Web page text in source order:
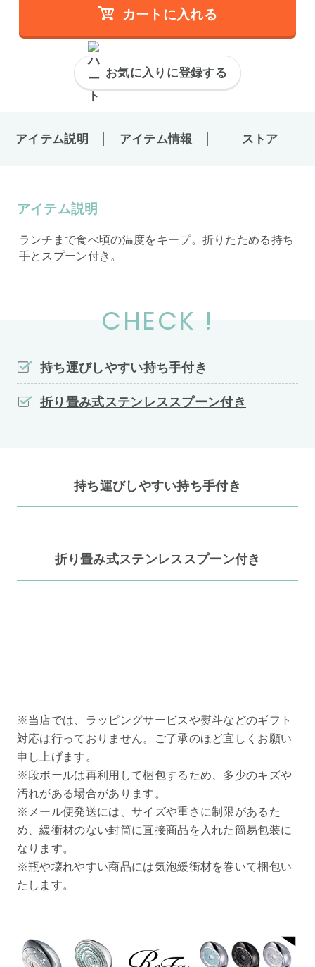
カートに入れる
お気に入りに登録する
アイテム説明 アイテム情報 ストア
アイテム説明
ランチまで食べ頃の温度をキープ。折りたためる持ち
手とスプーン付き。
CHECK !
持ち運びしやすい持ち手付き
折り畳み式ステンレススプーン付き
持ち運びしやすい持ち手付き
折り畳み式ステンレススプーン付き
※当店では、ラッピングサービスや熨斗などのギフト
対応は行っておりません。ご了承のほど宜しくお願い
申し上げます。
※段ボールは再利用して梱包するため、多少のキズや
汚れがある場合があります。
※メール便発送には、サイズや重さに制限があるた
め、緩衝材のない封筒に直接商品を入れた簡易包装に
なります。
※瓶や壊れやすい商品には気泡緩衝材を巻いて梱包い
たします。